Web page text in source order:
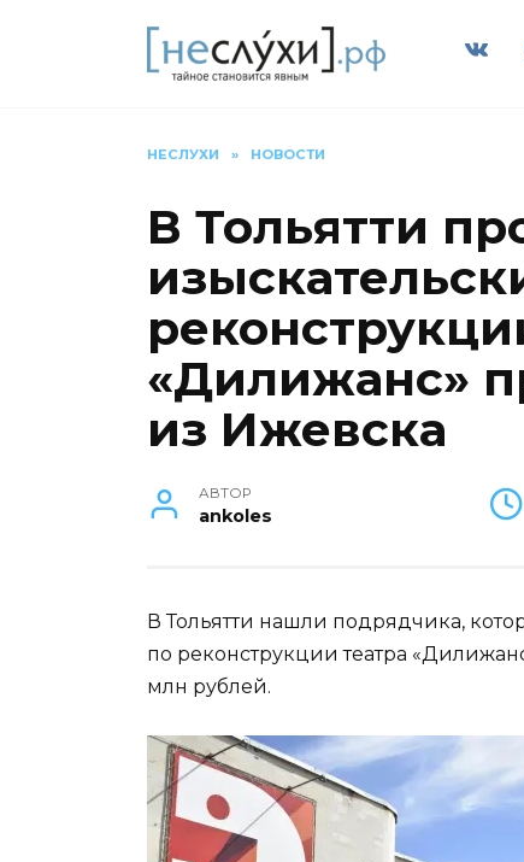
НЕСЛУХИ » НОВОСТИ
В Тольятти
«Дилижанс»
из Ижевска
АВТОР
ankoles
В Тольятти нашли подрядчика,
по реконструкции театра
млн рублей.